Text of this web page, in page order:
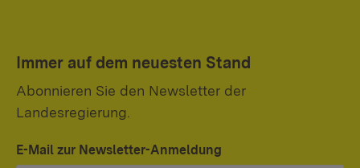
Immer auf dem neuesten Stand
Abonnieren Sie den Newsletter der
Landesregierung.
E-Mail zur Newsletter-Anmeldung